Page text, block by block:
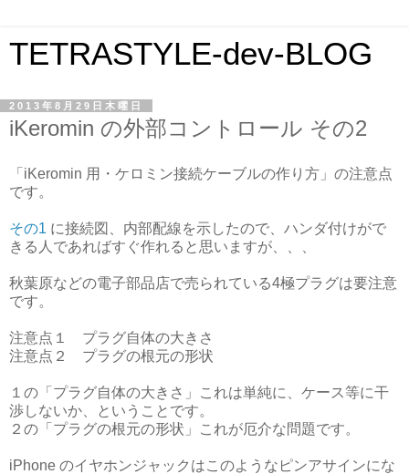
TETRASTYLE-dev-BLOG
2013年8月29日木曜日
iKeromin の外部コントロール その2
「iKeromin 用・ケロミン接続ケーブルの作り方」の注意点
です。
その1 に接続図、内部配線を示したので、ハンダ付けがで
きる人であればすぐ作れると思いますが、、、
秋葉原などの電子部品店で売られている4極プラグは要注意
です。
注意点１ プラグ自体の大きさ
注意点２ プラグの根元の形状
１の「プラグ自体の大きさ」これは単純に、ケース等に干
渉しないか、ということです。
２の「プラグの根元の形状」これが厄介な問題です。
iPhone のイヤホンジャックはこのようなピンアサインにな